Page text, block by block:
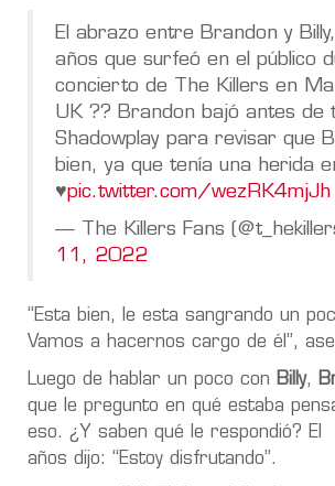
El abrazo entre Brandon y
años que surfeó en el público
concierto de The Killers en
UK ?? Brandon bajó antes de
Shadowplay para revisar que
bien, ya que tenía una herida
♥️pic.twitter.com/wezRK4mjJh
— The Killers Fans
11, 2022
“Esta bien, le esta sangrando un
Vamos a hacernos cargo de él”,
Luego de hablar un poco con Billy,
que le pregunto en qué estaba
eso. ¿Y saben qué le respondió?
años dijo: “Estoy disfrutando”.